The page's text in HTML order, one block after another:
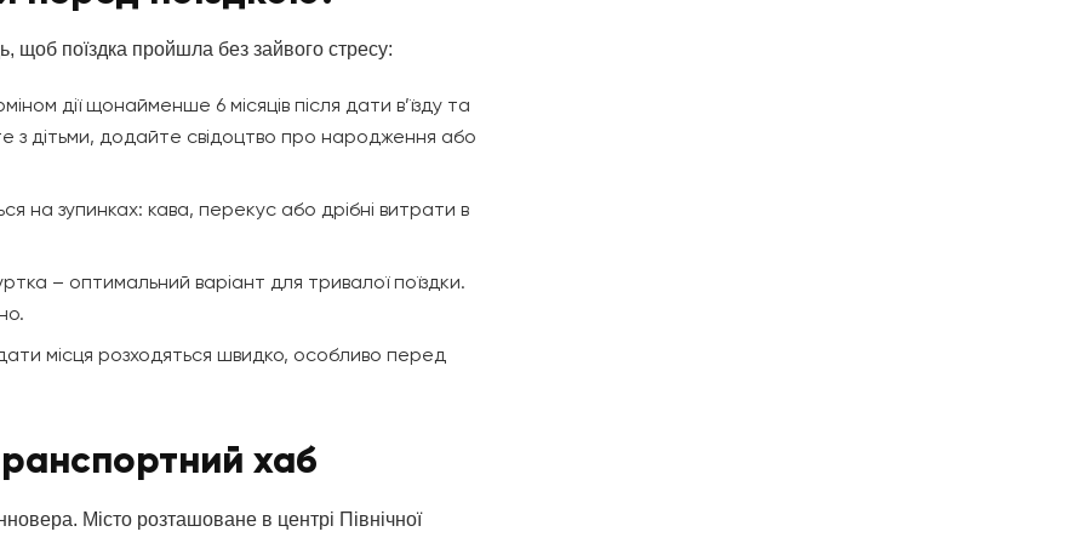
щоб поїздка пройшла без зайвого стресу:
дії щонайменше 6 місяців після дати в’їзду та
з дітьми, додайте свідоцтво про народження або
на зупинках: кава, перекус або дрібні витрати в
– оптимальний варіант для тривалої поїздки.
місця розходяться швидко, особливо перед
хаб
Місто розташоване в центрі Північної